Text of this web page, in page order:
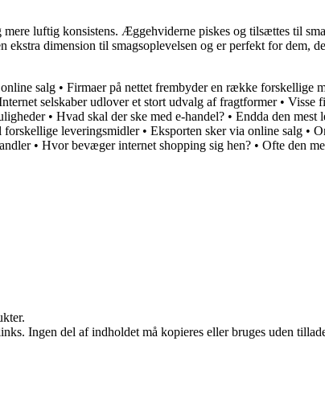
luftig konsistens. Æggehviderne piskes og tilsættes til
dimension til smagsoplevelsen og er perfekt for dem,
salg • Firmaer på nettet frembyder en række forskellige
selskaber udlover et stort udvalg af fragtformer• Visse
• Hvad skal der ske med e-handel? • Endda den mest
forskellige leveringsmidler• Eksporten sker via online salg •
• Hvor bevæger internet shopping sig hen? • Ofte den
Ingen del af indholdet må kopieres eller bruges uden